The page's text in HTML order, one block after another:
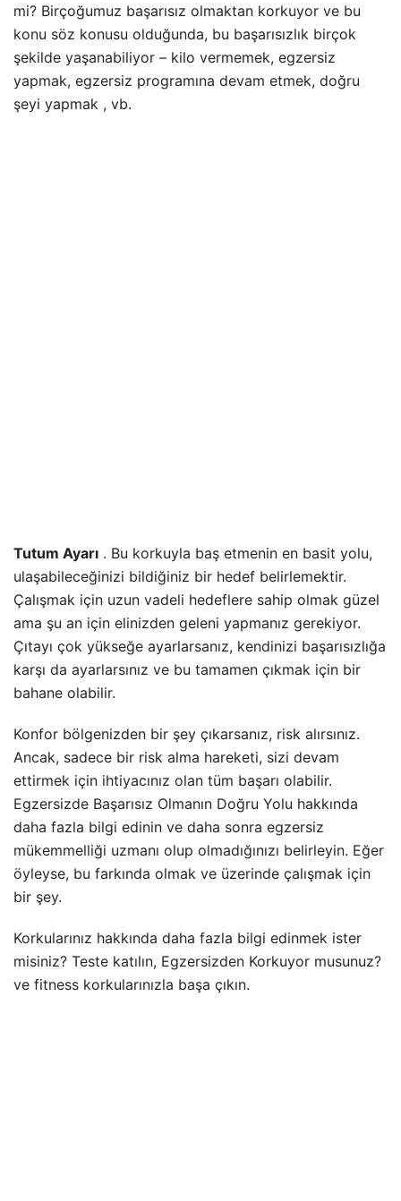
mi? Birçoğumuz başarısız olmaktan korkuyor ve bu
konu söz konusu olduğunda, bu başarısızlık birçok
şekilde yaşanabiliyor – kilo vermemek, egzersiz
yapmak, egzersiz programına devam etmek, doğru
şeyi yapmak , vb.
Tutum Ayarı . Bu korkuyla baş etmenin en basit yolu,
ulaşabileceğinizi bildiğiniz bir hedef belirlemektir.
Çalışmak için uzun vadeli hedeflere sahip olmak güzel
ama şu an için elinizden geleni yapmanız gerekiyor.
Çıtayı çok yükseğe ayarlarsanız, kendinizi başarısızlığa
karşı da ayarlarsınız ve bu tamamen çıkmak için bir
bahane olabilir.
Konfor bölgenizden bir şey çıkarsanız, risk alırsınız.
Ancak, sadece bir risk alma hareketi, sizi devam
ettirmek için ihtiyacınız olan tüm başarı olabilir.
Egzersizde Başarısız Olmanın Doğru Yolu hakkında
daha fazla bilgi edinin ve daha sonra egzersiz
mükemmelliği uzmanı olup olmadığınızı belirleyin. Eğer
öyleyse, bu farkında olmak ve üzerinde çalışmak için
bir şey.
Korkularınız hakkında daha fazla bilgi edinmek ister
misiniz? Teste katılın, Egzersizden Korkuyor musunuz?
ve fitness korkularınızla başa çıkın.